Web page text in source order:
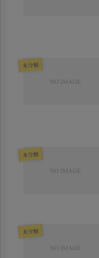
未分類
未分類
未分類